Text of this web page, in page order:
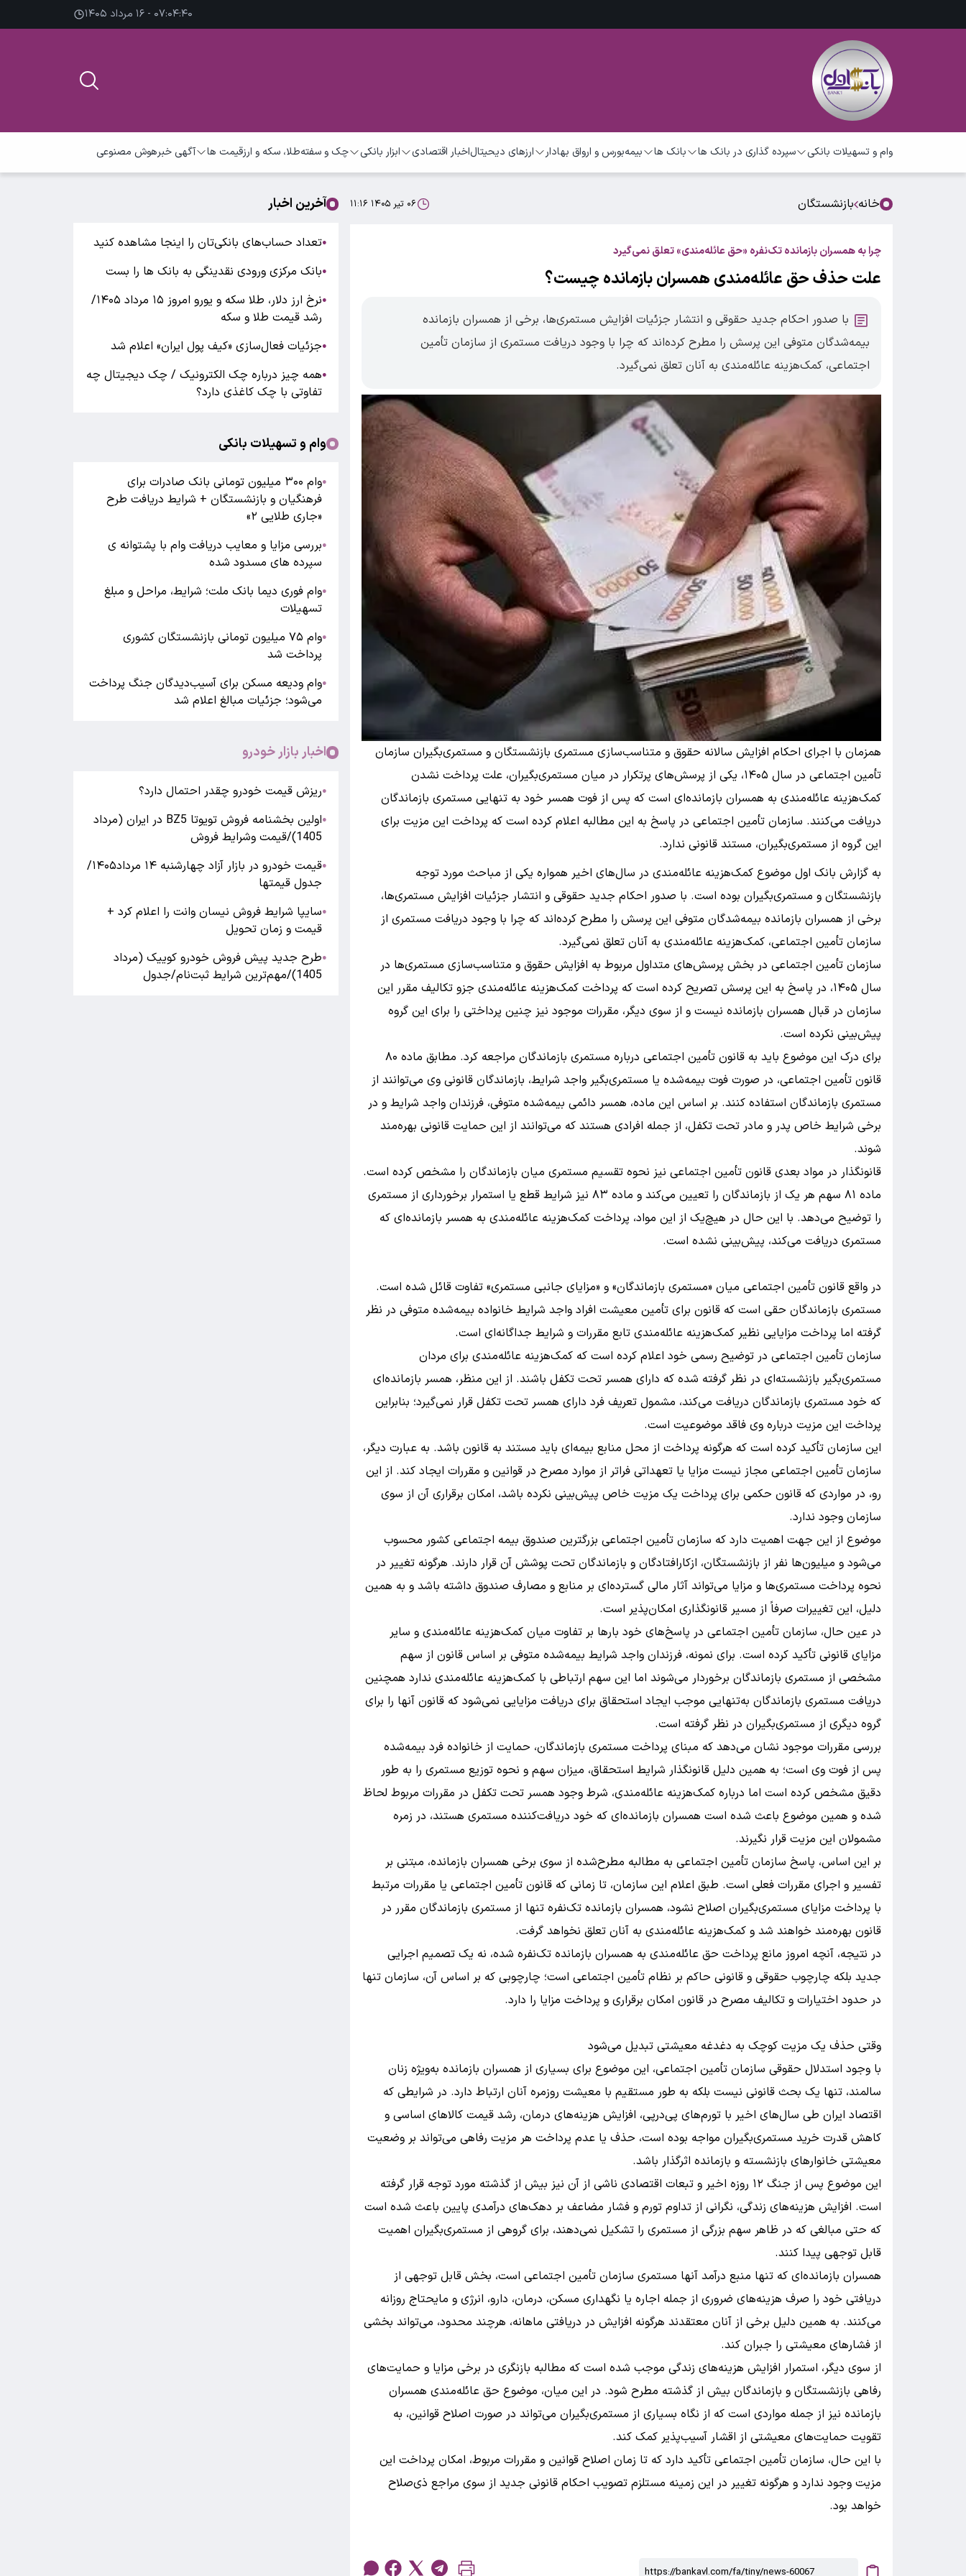
۰۷:۰۴:۴۱ - ۱۶ مرداد ۱۴۰۵
وام و تسهیلات بانکی سپرده گذاری در بانک ها بانک ها بیمهبورس و ارواق بهادار ارزهای دیحیتالاخبار اقتصادی ابزار بانکی چک و سفتهطلا، سکه و ارزقیمت ها آگهی خبرهوش مصنوعی
خانه بازنشستگان ۰۶ تیر ۱۴۰۵ ۱۱:۱۶
چرا به همسران بازمانده تک‌نفره «حق عائله‌مندی» تعلق نمی‌گیرد
علت حذف حق عائله‌مندی همسران بازمانده چیست؟
با صدور احکام جدید حقوقی و انتشار جزئیات افزایش مستمری‌ها، برخی از همسران بازمانده
بیمه‌شدگان متوفی این پرسش را مطرح کرده‌اند که چرا با وجود دریافت مستمری از سازمان تأمین
اجتماعی، کمک‌هزینه عائله‌مندی به آنان تعلق نمی‌گیرد.
همزمان با اجرای احکام افزایش سالانه حقوق و متناسب‌سازی مستمری بازنشستگان و مستمری‌بگیران سازمان
تأمین اجتماعی در سال ۱۴۰۵، یکی از پرسش‌های پرتکرار در میان مستمری‌بگیران، علت پرداخت نشدن
کمک‌هزینه عائله‌مندی به همسران بازمانده‌ای است که پس از فوت همسر خود به تنهایی مستمری بازماندگان
دریافت می‌کنند. سازمان تأمین اجتماعی در پاسخ به این مطالبه اعلام کرده است که پرداخت این مزیت برای
این گروه از مستمری‌بگیران، مستند قانونی ندارد.
به گزارش بانک اول موضوع کمک‌هزینه عائله‌مندی در سال‌های اخیر همواره یکی از مباحث مورد توجه
بازنشستگان و مستمری‌بگیران بوده است. با صدور احکام جدید حقوقی و انتشار جزئیات افزایش مستمری‌ها،
برخی از همسران بازمانده بیمه‌شدگان متوفی این پرسش را مطرح کرده‌اند که چرا با وجود دریافت مستمری از
سازمان تأمین اجتماعی، کمک‌هزینه عائله‌مندی به آنان تعلق نمی‌گیرد.
سازمان تأمین اجتماعی در بخش پرسش‌های متداول مربوط به افزایش حقوق و متناسب‌سازی مستمری‌ها در
سال ۱۴۰۵، در پاسخ به این پرسش تصریح کرده است که پرداخت کمک‌هزینه عائله‌مندی جزو تکالیف مقرر این
سازمان در قبال همسران بازمانده نیست و از سوی دیگر، مقررات موجود نیز چنین پرداختی را برای این گروه
پیش‌بینی نکرده است.
برای درک این موضوع باید به قانون تأمین اجتماعی درباره مستمری بازماندگان مراجعه کرد. مطابق ماده ۸۰
قانون تأمین اجتماعی، در صورت فوت بیمه‌شده یا مستمری‌بگیر واجد شرایط، بازماندگان قانونی وی می‌توانند از
مستمری بازماندگان استفاده کنند. بر اساس این ماده، همسر دائمی بیمه‌شده متوفی، فرزندان واجد شرایط و در
برخی شرایط خاص پدر و مادر تحت تکفل، از جمله افرادی هستند که می‌توانند از این حمایت قانونی بهره‌مند
شوند.
قانونگذار در مواد بعدی قانون تأمین اجتماعی نیز نحوه تقسیم مستمری میان بازماندگان را مشخص کرده است.
ماده ۸۱ سهم هر یک از بازماندگان را تعیین می‌کند و ماده ۸۳ نیز شرایط قطع یا استمرار برخورداری از مستمری
را توضیح می‌دهد. با این حال در هیچ‌یک از این مواد، پرداخت کمک‌هزینه عائله‌مندی به همسر بازمانده‌ای که
مستمری دریافت می‌کند، پیش‌بینی نشده است.
در واقع قانون تأمین اجتماعی میان «مستمری بازماندگان» و «مزایای جانبی مستمری» تفاوت قائل شده است.
مستمری بازماندگان حقی است که قانون برای تأمین معیشت افراد واجد شرایط خانواده بیمه‌شده متوفی در نظر
گرفته اما پرداخت مزایایی نظیر کمک‌هزینه عائله‌مندی تابع مقررات و شرایط جداگانه‌ای است.
سازمان تأمین اجتماعی در توضیح رسمی خود اعلام کرده است که کمک‌هزینه عائله‌مندی برای مردان
مستمری‌بگیر بازنشسته‌ای در نظر گرفته شده که دارای همسر تحت تکفل باشند. از این منظر، همسر بازمانده‌ای
که خود مستمری بازماندگان دریافت می‌کند، مشمول تعریف فرد دارای همسر تحت تکفل قرار نمی‌گیرد؛ بنابراین
پرداخت این مزیت درباره وی فاقد موضوعیت است.
این سازمان تأکید کرده است که هرگونه پرداخت از محل منابع بیمه‌ای باید مستند به قانون باشد. به عبارت دیگر،
سازمان تأمین اجتماعی مجاز نیست مزایا یا تعهداتی فراتر از موارد مصرح در قوانین و مقررات ایجاد کند. از این
رو، در مواردی که قانون حکمی برای پرداخت یک مزیت خاص پیش‌بینی نکرده باشد، امکان برقراری آن از سوی
سازمان وجود ندارد.
موضوع از این جهت اهمیت دارد که سازمان تأمین اجتماعی بزرگترین صندوق بیمه اجتماعی کشور محسوب
می‌شود و میلیون‌ها نفر از بازنشستگان، ازکارافتادگان و بازماندگان تحت پوشش آن قرار دارند. هرگونه تغییر در
نحوه پرداخت مستمری‌ها و مزایا می‌تواند آثار مالی گسترده‌ای بر منابع و مصارف صندوق داشته باشد و به همین
دلیل، این تغییرات صرفاً از مسیر قانونگذاری امکان‌پذیر است.
در عین حال، سازمان تأمین اجتماعی در پاسخ‌های خود بارها بر تفاوت میان کمک‌هزینه عائله‌مندی و سایر
مزایای قانونی تأکید کرده است. برای نمونه، فرزندان واجد شرایط بیمه‌شده متوفی بر اساس قانون از سهم
مشخصی از مستمری بازماندگان برخوردار می‌شوند اما این سهم ارتباطی با کمک‌هزینه عائله‌مندی ندارد همچنین
دریافت مستمری بازماندگان به‌تنهایی موجب ایجاد استحقاق برای دریافت مزایایی نمی‌شود که قانون آنها را برای
گروه دیگری از مستمری‌بگیران در نظر گرفته است.
بررسی مقررات موجود نشان می‌دهد که مبنای پرداخت مستمری بازماندگان، حمایت از خانواده فرد بیمه‌شده
پس از فوت وی است؛ به همین دلیل قانونگذار شرایط استحقاق، میزان سهم و نحوه توزیع مستمری را به طور
دقیق مشخص کرده است اما درباره کمک‌هزینه عائله‌مندی، شرط وجود همسر تحت تکفل در مقررات مربوط لحاظ
شده و همین موضوع باعث شده است همسران بازمانده‌ای که خود دریافت‌کننده مستمری هستند، در زمره
مشمولان این مزیت قرار نگیرند.
بر این اساس، پاسخ سازمان تأمین اجتماعی به مطالبه مطرح‌شده از سوی برخی همسران بازمانده، مبتنی بر
تفسیر و اجرای مقررات فعلی است. طبق اعلام این سازمان، تا زمانی که قانون تأمین اجتماعی یا مقررات مرتبط
با پرداخت مزایای مستمری‌بگیران اصلاح نشود، همسران بازمانده تک‌نفره تنها از مستمری بازماندگان مقرر در
قانون بهره‌مند خواهند شد و کمک‌هزینه عائله‌مندی به آنان تعلق نخواهد گرفت.
در نتیجه، آنچه امروز مانع پرداخت حق عائله‌مندی به همسران بازمانده تک‌نفره شده، نه یک تصمیم اجرایی
جدید بلکه چارچوب حقوقی و قانونی حاکم بر نظام تأمین اجتماعی است؛ چارچوبی که بر اساس آن، سازمان تنها
در حدود اختیارات و تکالیف مصرح در قانون امکان برقراری و پرداخت مزایا را دارد.
وقتی حذف یک مزیت کوچک به دغدغه معیشتی تبدیل می‌شود
با وجود استدلال حقوقی سازمان تأمین اجتماعی، این موضوع برای بسیاری از همسران بازمانده به‌ویژه زنان
سالمند، تنها یک بحث قانونی نیست بلکه به طور مستقیم با معیشت روزمره آنان ارتباط دارد. در شرایطی که
اقتصاد ایران طی سال‌های اخیر با تورم‌های پی‌درپی، افزایش هزینه‌های درمان، رشد قیمت کالاهای اساسی و
کاهش قدرت خرید مستمری‌بگیران مواجه بوده است، حذف یا عدم پرداخت هر مزیت رفاهی می‌تواند بر وضعیت
معیشتی خانوارهای بازنشسته و بازمانده اثرگذار باشد.
این موضوع پس از جنگ ۱۲ روزه اخیر و تبعات اقتصادی ناشی از آن نیز بیش از گذشته مورد توجه قرار گرفته
است. افزایش هزینه‌های زندگی، نگرانی از تداوم تورم و فشار مضاعف بر دهک‌های درآمدی پایین باعث شده است
که حتی مبالغی که در ظاهر سهم بزرگی از مستمری را تشکیل نمی‌دهند، برای گروهی از مستمری‌بگیران اهمیت
قابل توجهی پیدا کنند.
همسران بازمانده‌ای که تنها منبع درآمد آنها مستمری سازمان تأمین اجتماعی است، بخش قابل توجهی از
دریافتی خود را صرف هزینه‌های ضروری از جمله اجاره یا نگهداری مسکن، درمان، دارو، انرژی و مایحتاج روزانه
می‌کنند. به همین دلیل برخی از آنان معتقدند هرگونه افزایش در دریافتی ماهانه، هرچند محدود، می‌تواند بخشی
از فشارهای معیشتی را جبران کند.
از سوی دیگر، استمرار افزایش هزینه‌های زندگی موجب شده است که مطالبه بازنگری در برخی مزایا و حمایت‌های
رفاهی بازنشستگان و بازماندگان بیش از گذشته مطرح شود. در این میان، موضوع حق عائله‌مندی همسران
بازمانده نیز از جمله مواردی است که از نگاه بسیاری از مستمری‌بگیران می‌تواند در صورت اصلاح قوانین، به
تقویت حمایت‌های معیشتی از اقشار آسیب‌پذیر کمک کند.
با این حال، سازمان تأمین اجتماعی تأکید دارد که تا زمان اصلاح قوانین و مقررات مربوط، امکان پرداخت این
مزیت وجود ندارد و هرگونه تغییر در این زمینه مستلزم تصویب احکام قانونی جدید از سوی مراجع ذی‌صلاح
خواهد بود.
آخرین اخبار
●تعداد حساب‌های بانکی‌تان را اینجا مشاهده کنید
●بانک مرکزی ورودی نقدینگی به بانک ها را بست
●
نرخ ارز دلار، طلا سکه و یورو امروز ۱۵ مرداد ۱۴۰۵/
رشد قیمت طلا و سکه
●جزئیات فعال‌سازی «کیف پول ایران» اعلام شد
●همه چیز درباره چک الکترونیک / چک دیجیتال چه
تفاوتی با چک کاغذی دارد؟
وام و تسهیلات بانکی
●
وام ۳۰۰ میلیون تومانی بانک صادرات برای
فرهنگیان و بازنشستگان + شرایط دریافت طرح
«جاری طلایی ۲»
●بررسی مزایا و معایب دریافت وام با پشتوانه ی
سپرده های مسدود شده
●وام فوری دیما بانک ملت؛ شرایط، مراحل و مبلغ
تسهیلات
●
وام ۷۵ میلیون تومانی بازنشستگان کشوری
پرداخت شد
●وام ودیعه مسکن برای آسیب‌دیدگان جنگ پرداخت
می‌شود؛ جزئیات مبالغ اعلام شد
اخبار بازار خودرو
●ریزش قیمت خودرو چقدر احتمال دارد؟
●
اولین بخشنامه فروش تویوتا BZ5 در ایران (مرداد
1405)/قیمت وشرایط فروش
●
قیمت خودرو در بازار آزاد چهارشنبه ۱۴ مرداد۱۴۰۵/
جدول قیمتها
●سایپا شرایط فروش نیسان وانت را اعلام کرد +
قیمت و زمان تحویل
●طرح جدید پیش فروش خودرو کوییک (مرداد
1405)/مهم‌ترین شرایط ثبت‌نام/جدول